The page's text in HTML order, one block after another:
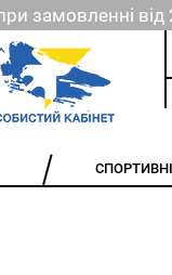
замовленні від